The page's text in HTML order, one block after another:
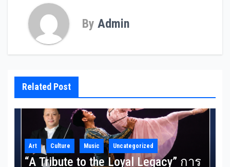
By Admin
Related Post
Art Culture Music Uncategorized
“A Tribute to the Loyal Legacy” การ